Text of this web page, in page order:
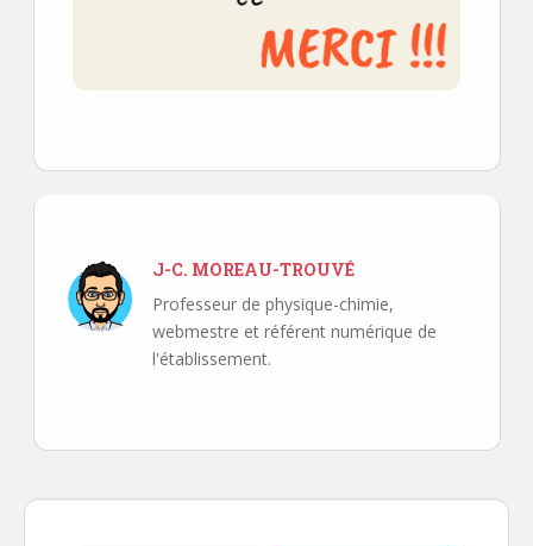
J-C. MOREAU-TROUVÉ
Professeur de physique-chimie,
webmestre et référent numérique de
l'établissement.
de